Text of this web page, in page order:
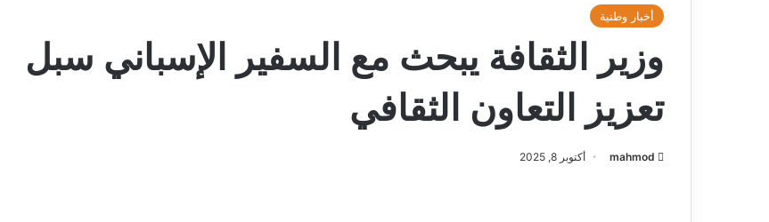
أخبار وطنية
وزير الثقافة يبحث مع السفير الإسباني سبل
تعزيز التعاون الثقافي
mahmod أكتوبر 8, 2025